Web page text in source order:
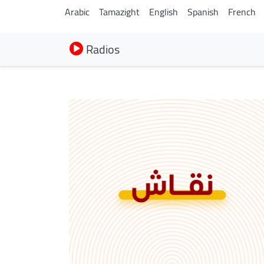
Arabic Tamazight English Spanish French
Radios